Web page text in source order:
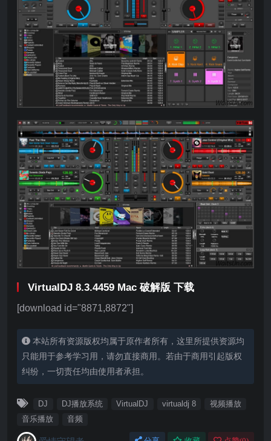
VirtualDJ 8.3.4459 Mac 破解版 下载
[download id="8871,8872"]
本站所有资源版权均属于原作者所有，这里所提供资源均
只能用于参考学习用，请勿直接商用。若由于商用引起版权
纠纷，一切责任均由使用者承担。
DJ DJ播放系统 VirtualDJ virtualdj 8
视频播放
音乐播放
音频